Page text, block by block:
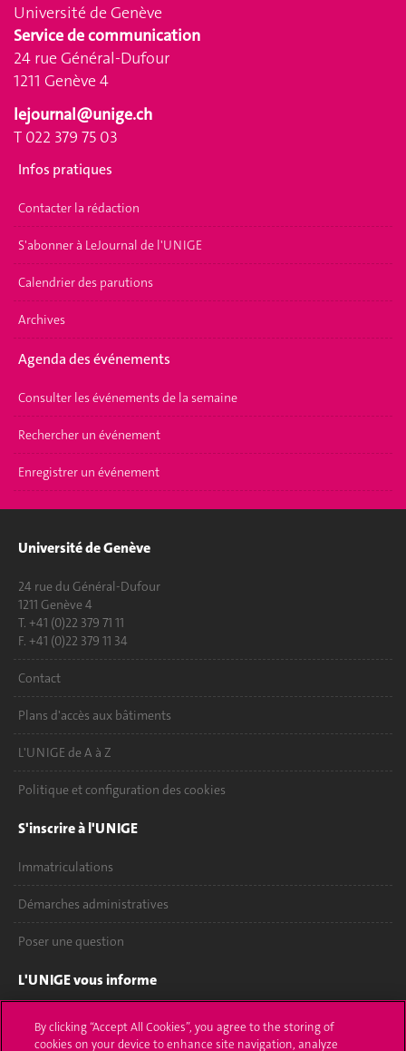
Université de Genève
Service de communication
24 rue Général-Dufour
1211 Genève 4
lejournal@unige.ch
T 022 379 75 03
Infos pratiques
Contacter la rédaction
S'abonner à LeJournal de l'UNIGE
Calendrier des parutions
Archives
Agenda des événements
Consulter les événements de la semaine
Rechercher un événement
Enregistrer un événement
Université de Genève
24 rue du Général-Dufour
1211 Genève 4
T. +41 (0)22 379 71 11
F. +41 (0)22 379 11 34
Contact
Plans d'accès aux bâtiments
L'UNIGE de A à Z
Politique et configuration des cookies
S'inscrire à l'UNIGE
Immatriculations
Démarches administratives
Poser une question
L'UNIGE vous informe
UNIGE Mobile
By clicking “Accept All Cookies”, you agree to the storing of
cookies on your device to enhance site navigation, analyze